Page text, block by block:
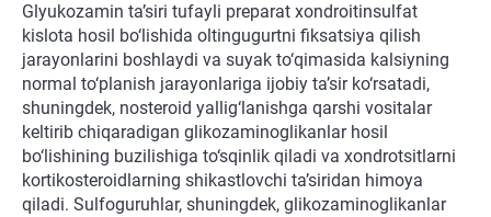
Glyukozamin ta’siri tufayli preparat xondroitinsulfat
kislota hosil bo‘lishida oltingugurtni fiksatsiya qilish
jarayonlarini boshlaydi va suyak to‘qimasida kalsiyning
normal to‘planish jarayonlariga ijobiy ta’sir ko‘rsatadi,
shuningdek, nosteroid yallig‘lanishga qarshi vositalar
keltirib chiqaradigan glikozaminoglikanlar hosil
bo‘lishining buzilishiga to‘sqinlik qiladi va xondrotsitlarni
kortikosteroidlarning shikastlovchi ta’siridan himoya
qiladi. Sulfoguruhlar, shuningdek, glikozaminoglikanlar